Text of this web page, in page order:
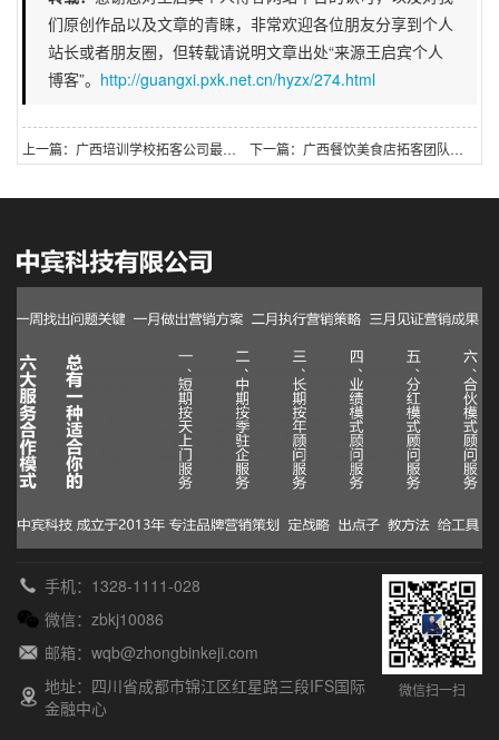
们原创作品以及文章的青睐，非常欢迎各位朋友分享到个人
站长或者朋友圈，但转载请说明文章出处“来源王启宾个人
博客”。 http://guangxi.pxk.net.cn/hyzx/274.html
上一篇：广西培训学校拓客公司最专业的是哪一家 下一篇：广西餐饮美食店拓客团队口碑好不好
微信扫一扫
手机：1328-1111-028
微信：zbkj10086
邮箱：wqb@zhongbinkeji.com
地址：四川省成都市锦江区红星路三段IFS国际
金融中心